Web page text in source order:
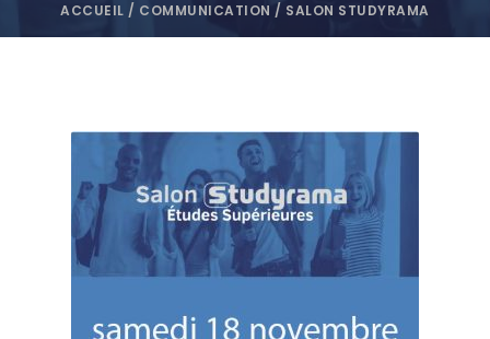
ACCUEIL / COMMUNICATION / SALON STUDYRAMA